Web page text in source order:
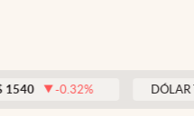
-0.32 % DÓLAR